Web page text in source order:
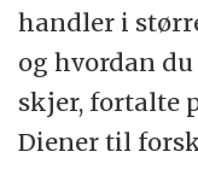
handler i
og hvordan
skjer, fortalte
Diener til